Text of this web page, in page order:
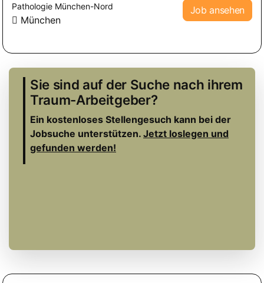
Pathologie München-Nord
München
Job ansehen
Sie sind auf der Suche nach ihrem
Traum-Arbeitgeber?
Ein kostenloses Stellengesuch kann bei der
Jobsuche unterstützen. Jetzt loslegen und
gefunden werden!